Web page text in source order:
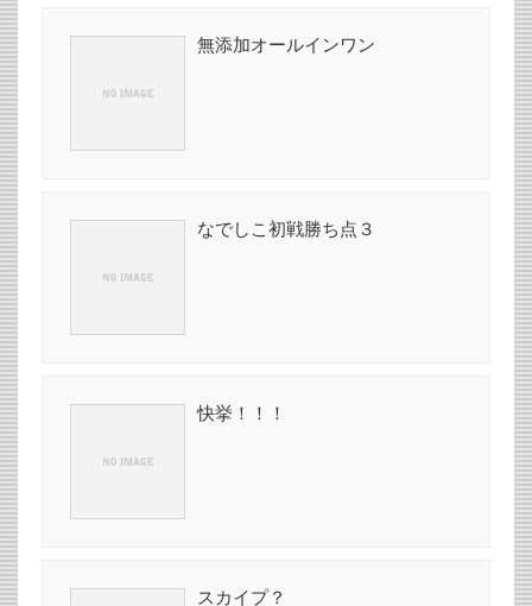
無添加オールインワン
なでしこ初戦勝ち点３
快挙！！！
スカイプ？